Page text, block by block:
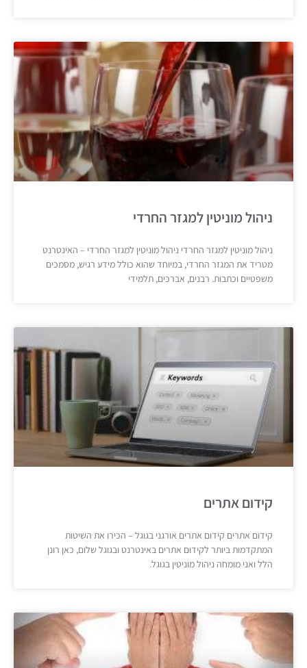
ניהול מוניטין למגזר החרדי
ניהול מוניטין למגזר החרדי ניהול מוניטין למגזר החרדי – האינטרנט
מטריד את המגזר החרדי, במיוחד שהוא כולל מידע רגיש, מסמכים
משפטיים וכתבות. רבנים, אברכים, תלמידי
קידום אתרים
קידום אתרים קידום אתרים אורגני בגוגל – הכירו את השיטות
המתקדמות ביותר לקידום אתרים באינטרנט ובגוגל שלום, כאן רונן
הלל ואני מומחה ניהול מוניטין בגוגל.